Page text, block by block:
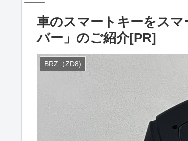
車のスマートキーをス
バー」のご紹介[PR]
BRZ（ZD8)